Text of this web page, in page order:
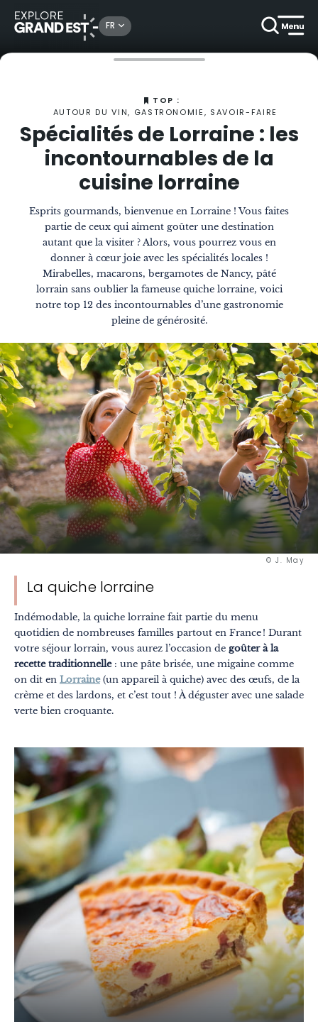
FR
Magazine Spécialités de Lorraine : les incontournables de la cuisine lorraine
TOP :
AUTOUR DU VIN, GASTRONOMIE, SAVOIR-FAIRE
Spécialités de Lorraine : les
incontournables de la
cuisine lorraine
Esprits gourmands, bienvenue en Lorraine ! Vous faites
partie de ceux qui aiment goûter une destination
autant que la visiter ? Alors, vous pourrez vous en
donner à cœur joie avec les spécialités locales !
Mirabelles, macarons, bergamotes de Nancy, pâté
lorrain sans oublier la fameuse quiche lorraine, voici
notre top 12 des incontournables d’une gastronomie
pleine de générosité.
Thématiques
Explore Grand Est
En famille
À deux
Nature
Montagne
En ville
Insolite
© J. May
La quiche lorraine
Indémodable, la quiche lorraine fait partie du menu
quotidien de nombreuses familles partout en France ! Durant
votre séjour lorrain, vous aurez l’occasion de goûter à la
recette traditionnelle: une pâte brisée, une migaine comme
on dit en Lorraine(un appareil à quiche) avec des œufs, de la
crème et des lardons, et c’est tout ! À déguster avec une salade
verte bien croquante.